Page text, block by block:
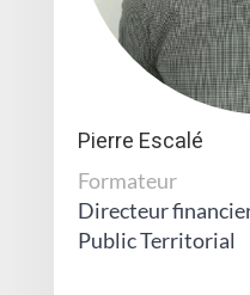
Pierre Escalé
Formateur
Directeur
Public Territorial